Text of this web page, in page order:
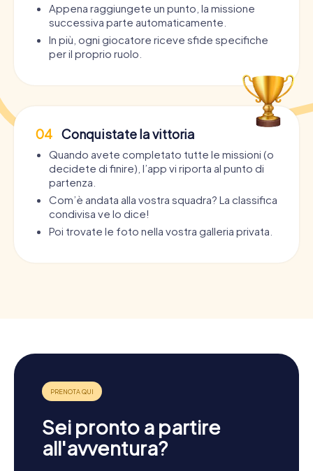
Appena raggiungete un punto, la missione
successiva parte automaticamente.
In più, ogni giocatore riceve sfide specifiche
per il proprio ruolo.
04 Conquistate la vittoria
Quando avete completato tutte le missioni (o
decidete di finire), l’app vi riporta al punto di
partenza.
Com’è andata alla vostra squadra? La classifica
condivisa ve lo dice!
Poi trovate le foto nella vostra galleria privata.
Sei pronto a partire
all'avventura?